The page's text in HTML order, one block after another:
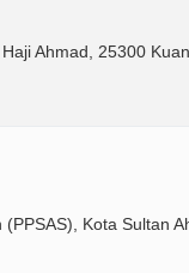
Ahmad, 25300
Kota Sultan